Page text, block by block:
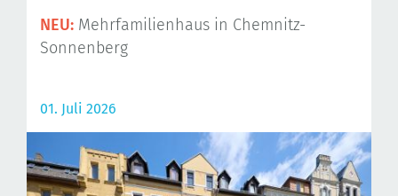
NEU: Mehrfamilienhaus in Chemnitz-
Sonnenberg
01. Juli 2026